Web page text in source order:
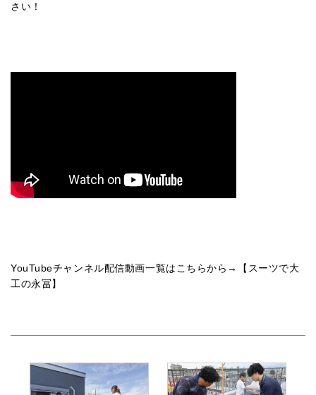
さい！
YouTubeチャンネル配信動画一覧はこちらから→【 スーツで大
工の永冨】